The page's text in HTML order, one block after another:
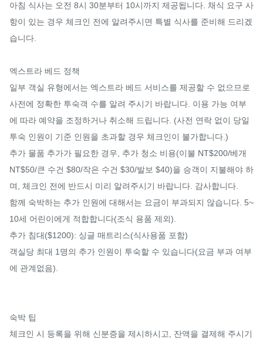
아침 식사는 오전 8시 30분부터 10시까지 제공됩니다. 채식 요구 사
항이 있는 경우 체크인 전에 알려주시면 특별 식사를 준비해 드리겠
습니다.
엑스트라 베드 정책
일부 객실 유형에서는 엑스트라 베드 서비스를 제공할 수 없으므로
사전에 정확한 투숙객 수를 알려 주시기 바랍니다. 이용 가능 여부
에 따라 예약을 조정하거나 취소해 드립니다. (사전 연락 없이 당일
투숙 인원이 기준 인원을 초과할 경우 체크인이 불가합니다.)
추가 물품 추가가 필요한 경우, 추가 청소 비용(이불 NT$200/베개
NT$50/큰 수건 $80/작은 수건 $30/발보 $40)을 승객이 지불해야 하
며, 체크인 전에 반드시 미리 알려주시기 바랍니다. 감사합니다.
함께 숙박하는 추가 인원에 대해서는 요금이 부과되지 않습니다. 5~
10세 어린이에게 적합합니다(조식 용품 제외).
추가 침대($1200): 싱글 매트리스(식사용품 포함)
객실당 최대 1명의 추가 인원이 투숙할 수 있습니다(요금 부과 여부
에 관계없음).
숙박 팁
체크인 시 등록을 위해 신분증을 제시하시고, 잔액을 결제해 주시기